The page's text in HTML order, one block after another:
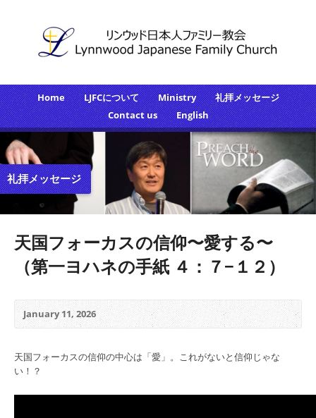
Home LJFCについて Ministry
礼拝メッセージ
Contact us
English
礼拝メッセージ
天国フォーカスの信仰〜愛する〜
（第一ヨハネの手紙 ４：７−１２）
January 11, 2026
天国フォーカスの信仰の中心は「愛」。これがないと信仰じゃな
い！？